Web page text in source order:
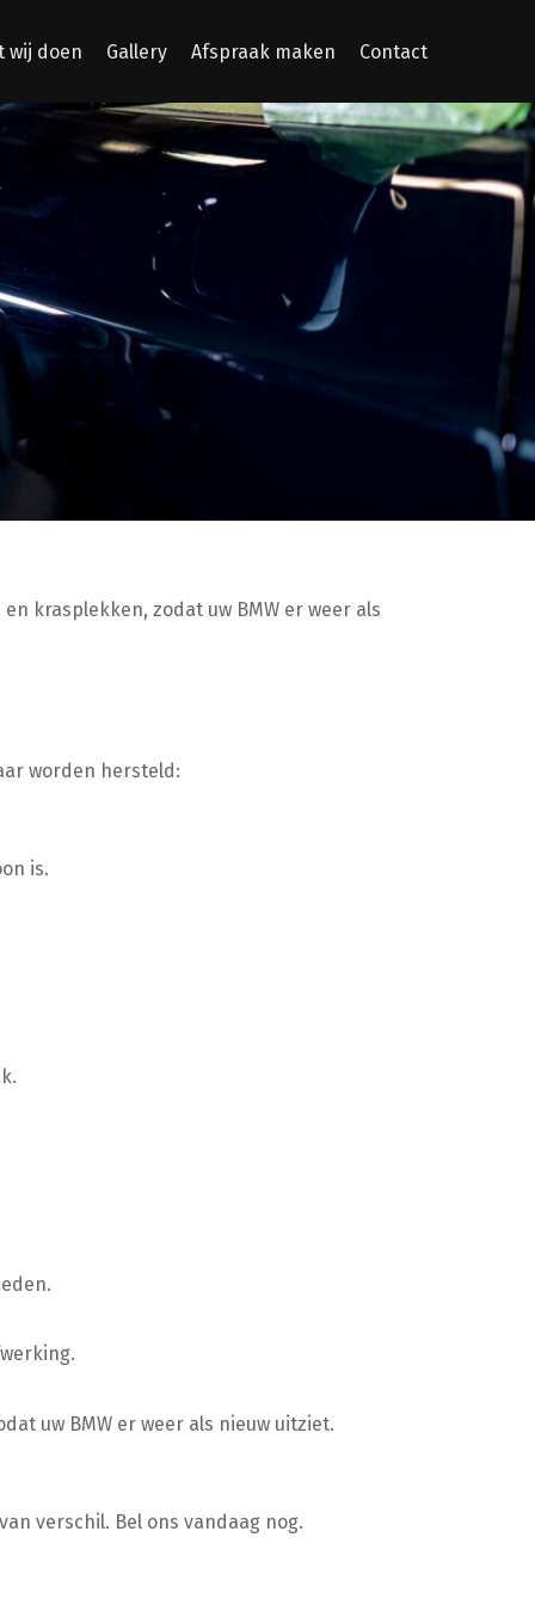
wij doen Gallery Afspraak maken Contact
krasplekken, zodat uw BMW er weer als
worden hersteld:
is.
uw BMW er weer als nieuw uitziet.
verschil. Bel ons vandaag nog.